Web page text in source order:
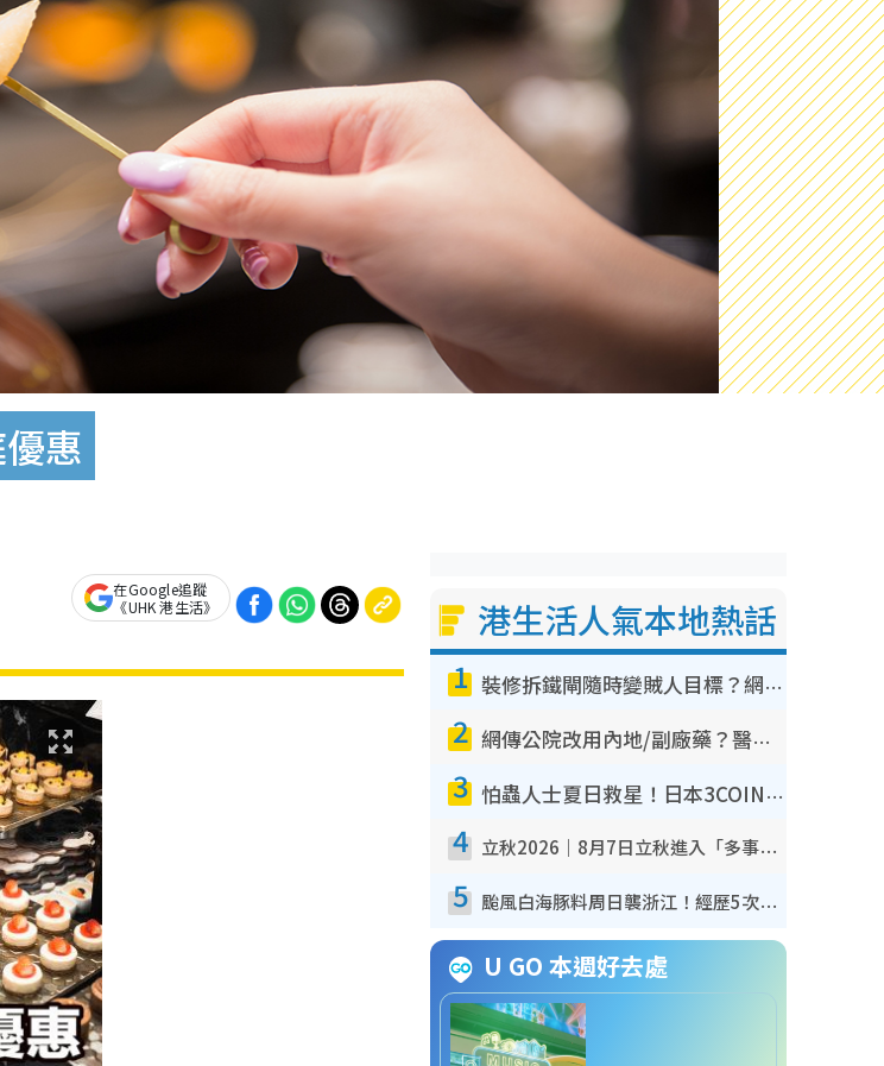
惠
在Google追蹤
《UHK 港生活》
港生活人氣本地熱話
1 裝修拆鐵閘隨時變賊人目標？網民揭2大關鍵用途：裝新式等於白裝？附新舊鐵閘分別
2 網傳公院改用內地/副廠藥？醫生拆解正副廠分別 揭4類人換藥隨時出事
3 怕蟲人士夏日救星！日本3COINS爆紅驅蟲神器$45起 1招「全程免觸碰」輕鬆搞定小強
4 立秋2026｜8月7日立秋進入「多事之秋」 3件事唔做得！專家教6招開運 清枱頭／銀包納氣接好運
5 颱風白海豚料周日襲浙江！經歷5次「眼牆置換」極罕見 成登陸內地最長途颱風
U GO 本週好去處